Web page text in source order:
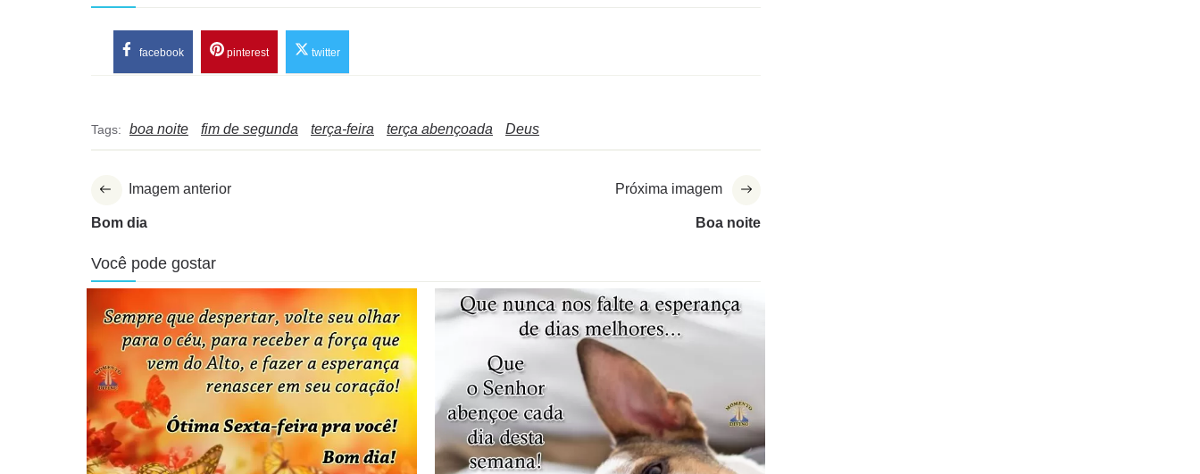
facebook pinterest twitter
Tags: boa noite fim de segunda terça-feira terça abençoada Deus
Imagem anterior
Bom dia
Próxima imagem
Boa noite
Você pode gostar